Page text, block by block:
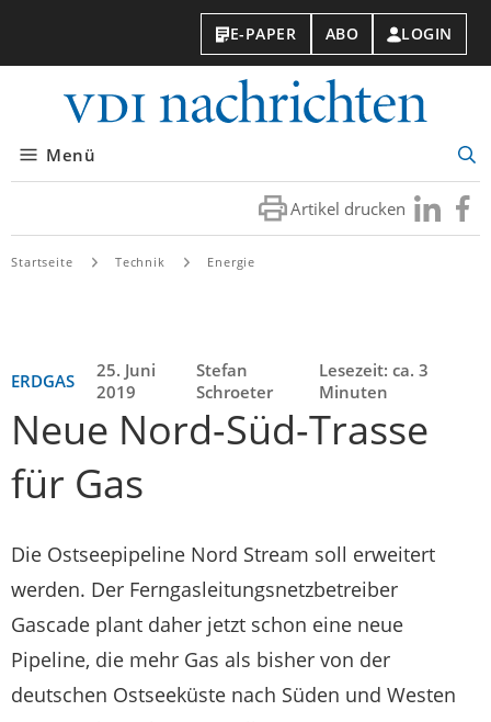
E-PAPER ABO LOGIN
Menü
Artikel drucken Besuchen
Sie
Sie
Startseite Technik Energie
ERDGAS
25. Juni
2019
Stefan
Schroeter
Lesezeit: ca. 3
Minuten
Neue Nord-Süd-Trasse
für Gas
Die Ostseepipeline Nord Stream soll erweitert
werden. Der Ferngasleitungsnetzbetreiber
Gascade plant daher jetzt schon eine neue
Pipeline, die mehr Gas als bisher von der
deutschen Ostseeküste nach Süden und Westen